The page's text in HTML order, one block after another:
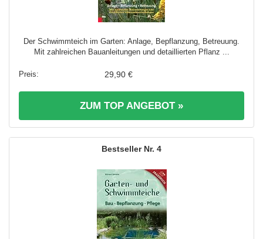
Der Schwimmteich im Garten: Anlage, Bepflanzung, Betreuung.
Mit zahlreichen Bauanleitungen und detaillierten Pflanz ...
29,90 €
ZUM TOP ANGEBOT »
4